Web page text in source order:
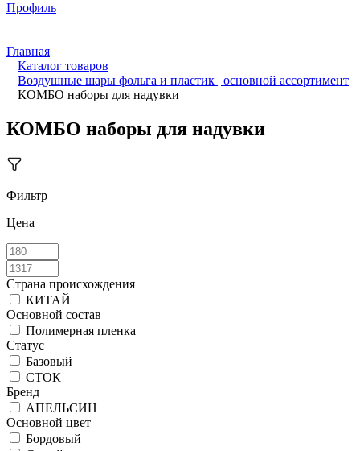
Профиль
Главная
Каталог товаров
Воздушные шары фольга и пластик | основной ассортимент
КОМБО наборы для надувки
КОМБО наборы для надувки
Фильтр
Цена
Страна происхождения
КИТАЙ
Основной состав
Полимерная пленка
Статус
Базовый
СТОК
Бренд
АПЕЛЬСИН
Основной цвет
Бордовый